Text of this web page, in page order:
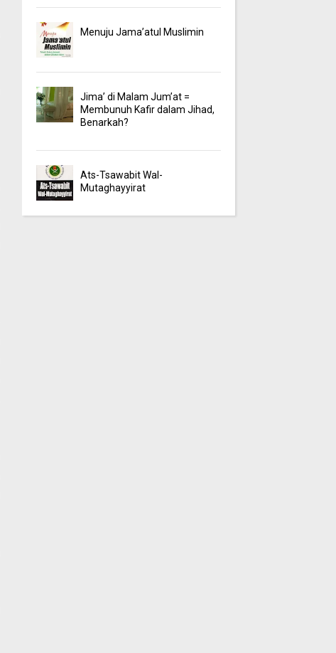
Menuju Jama’atul Muslimin
Jima’ di Malam Jum’at =
Membunuh Kafir dalam Jihad,
Benarkah?
Ats-Tsawabit Wal-
Mutaghayyirat